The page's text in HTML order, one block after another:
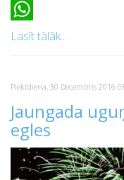
X
WhatsApp
Lasīt tālāk...
Piektdiena, 30 Decembris 2016
Jaungada
egles